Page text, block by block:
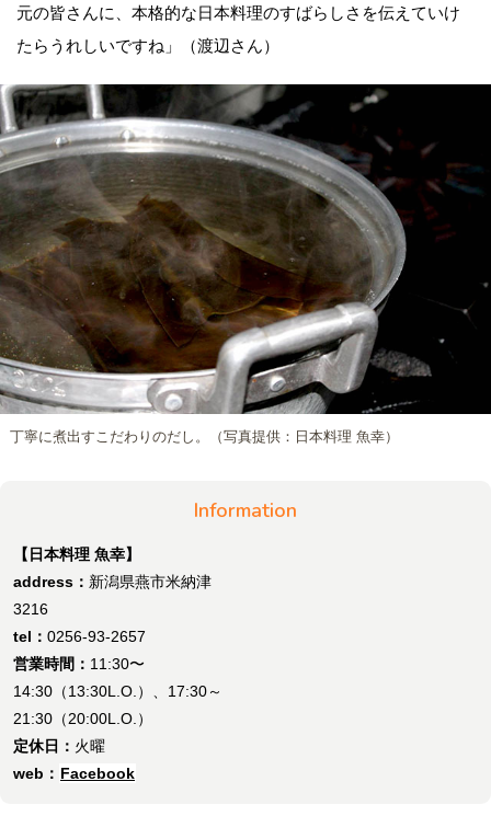
元の皆さんに、本格的な日本料理のすばらしさを伝えていけ
たらうれしいですね」（渡辺さん）
丁寧に煮出すこだわりのだし。（写真提供：日本料理 魚幸）
Information
【日本料理 魚幸】
address： 新潟県燕市米納津
3216
tel： 0256-93-2657
営業時間： 11:30〜
14:30（13:30L.O.）、17:30～
21:30（20:00L.O.）
定休日： 火曜
web： Facebook